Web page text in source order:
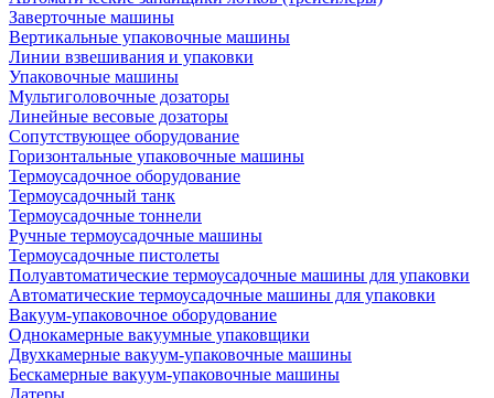
Заверточные машины
Вертикальные упаковочные машины
Линии взвешивания и упаковки
Упаковочные машины
Мультиголовочные дозаторы
Линейные весовые дозаторы
Сопутствующее оборудование
Горизонтальные упаковочные машины
Термоусадочное оборудование
Термоусадочный танк
Термоусадочные тоннели
Ручные термоусадочные машины
Термоусадочные пистолеты
Полуавтоматические термоусадочные машины для упаковки
Автоматические термоусадочные машины для упаковки
Вакуум-упаковочное оборудование
Однокамерные вакуумные упаковщики
Двухкамерные вакуум-упаковочные машины
Бескамерные вакуум-упаковочные машины
Датеры